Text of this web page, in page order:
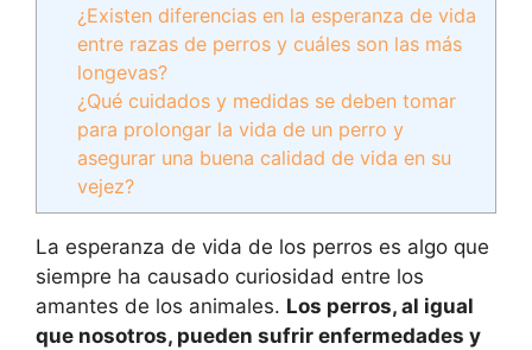
¿Existen diferencias en la esperanza de vida
entre razas de perros y cuáles son las más
longevas?
¿Qué cuidados y medidas se deben tomar
para prolongar la vida de un perro y
asegurar una buena calidad de vida en su
vejez?
La esperanza de vida de los perros es algo que
siempre ha causado curiosidad entre los
amantes de los animales. Los perros, al igual
que nosotros, pueden sufrir enfermedades y